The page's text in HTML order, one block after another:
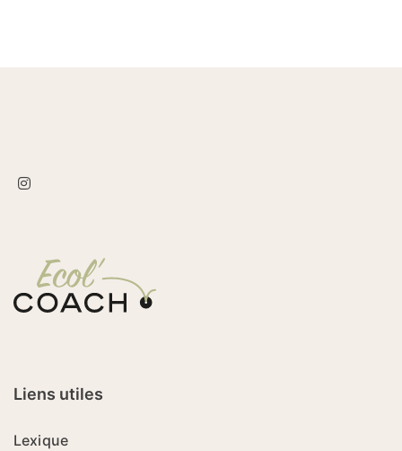
Liens utiles
Lexique